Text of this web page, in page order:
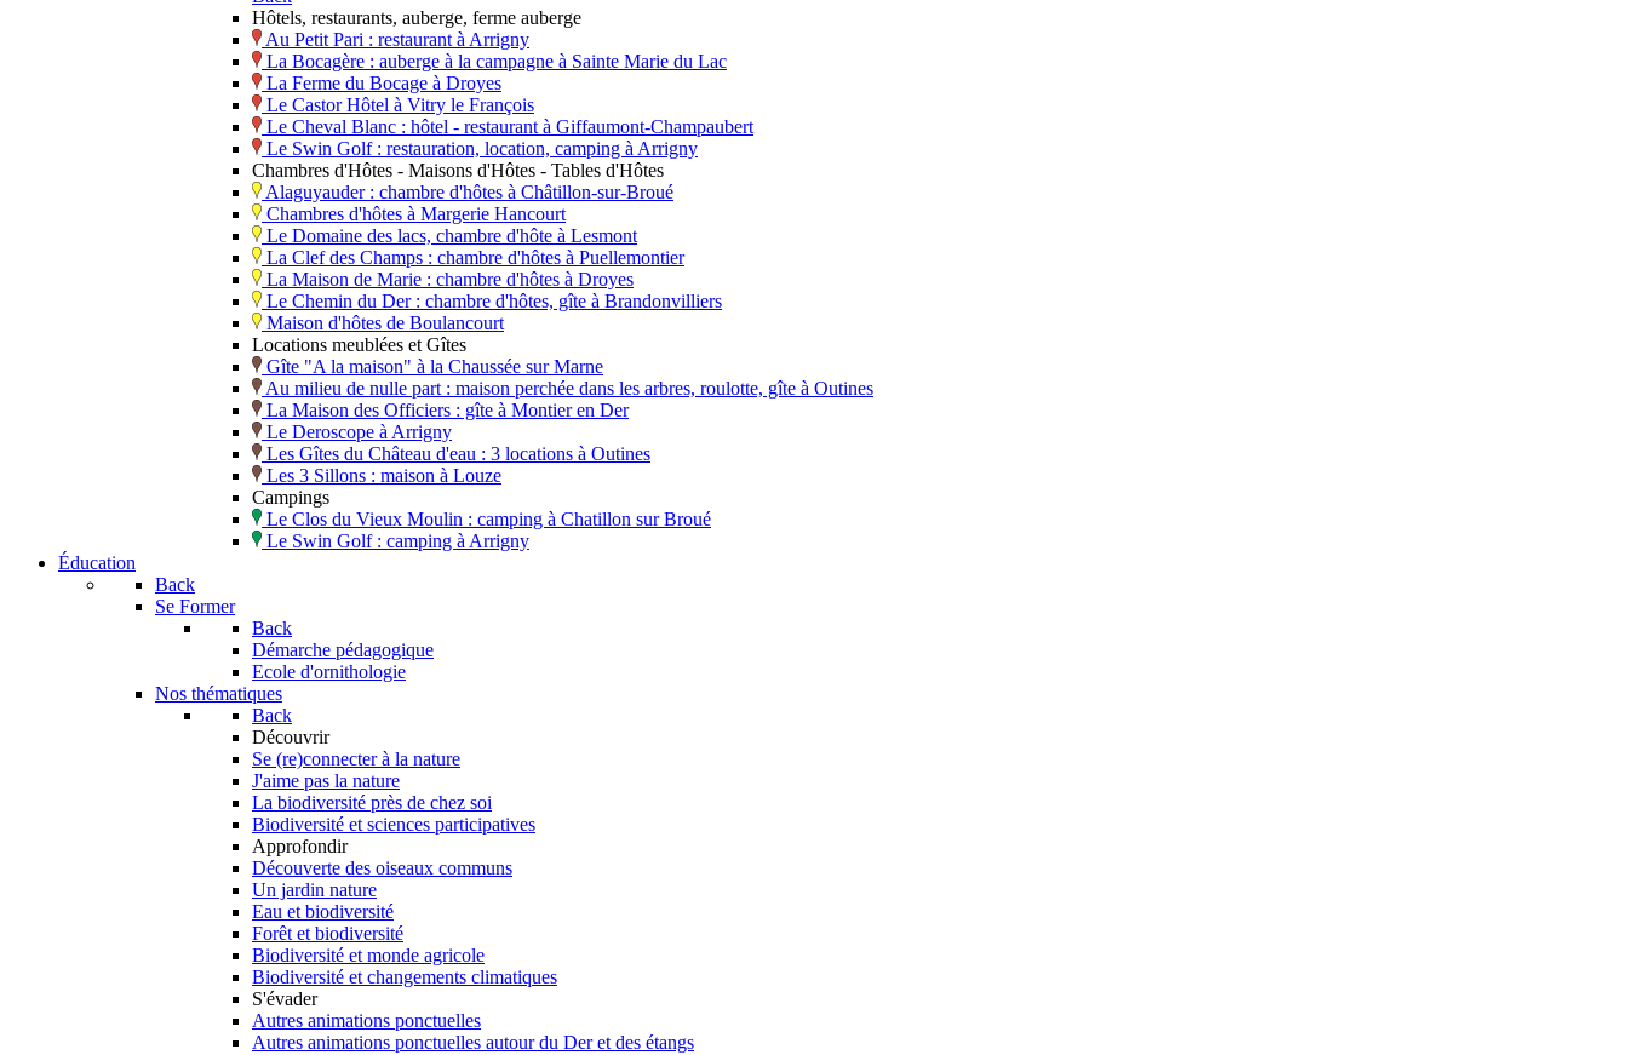
Hôtels, restaurants, auberge, ferme auberge
Au Petit Pari : restaurant à Arrigny
La Bocagère : auberge à la campagne à Sainte Marie du Lac
La Ferme du Bocage à Droyes
Le Castor Hôtel à Vitry le François
Le Cheval Blanc : hôtel - restaurant à Giffaumont-Champaubert
Le Swin Golf : restauration, location, camping à Arrigny
Chambres d'Hôtes - Maisons d'Hôtes - Tables d'Hôtes
Alaguyauder : chambre d'hôtes à Châtillon-sur-Broué
Chambres d'hôtes à Margerie Hancourt
Le Domaine des lacs, chambre d'hôte à Lesmont
La Clef des Champs : chambre d'hôtes à Puellemontier
La Maison de Marie : chambre d'hôtes à Droyes
Le Chemin du Der : chambre d'hôtes, gîte à Brandonvilliers
Maison d'hôtes de Boulancourt
Locations meublées et Gîtes
Gîte "A la maison" à la Chaussée sur Marne
Au milieu de nulle part : maison perchée dans les arbres, roulotte, gîte à Outines
La Maison des Officiers : gîte à Montier en Der
Le Deroscope à Arrigny
Les Gîtes du Château d'eau : 3 locations à Outines
Les 3 Sillons : maison à Louze
Campings
Le Clos du Vieux Moulin : camping à Chatillon sur Broué
Le Swin Golf : camping à Arrigny
Éducation
Back
Se Former
Back
Démarche pédagogique
Ecole d'ornithologie
Nos thématiques
Back
Découvrir
Se (re)connecter à la nature
J'aime pas la nature
La biodiversité près de chez soi
Biodiversité et sciences participatives
Approfondir
Découverte des oiseaux communs
Un jardin nature
Eau et biodiversité
Forêt et biodiversité
Biodiversité et monde agricole
Biodiversité et changements climatiques
S'évader
Autres animations ponctuelles
Autres animations ponctuelles autour du Der et des étangs